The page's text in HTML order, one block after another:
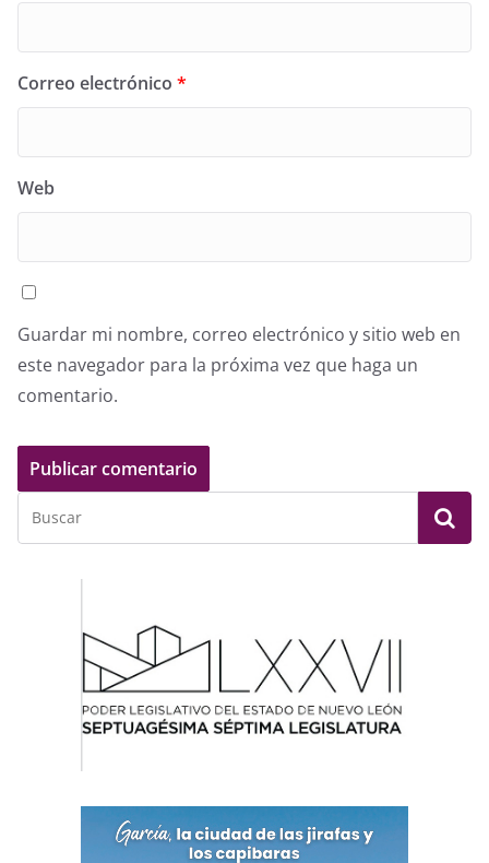
Correo electrónico *
Web
Guardar mi nombre, correo electrónico y sitio web en
este navegador para la próxima vez que haga un
comentario.